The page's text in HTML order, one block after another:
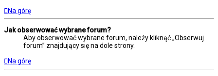
Na górę
Jak obserwować wybrane forum?
Aby obserwować wybrane forum, należy kliknąć „Obserwuj
forum” znajdujący się na dole strony.
Na górę